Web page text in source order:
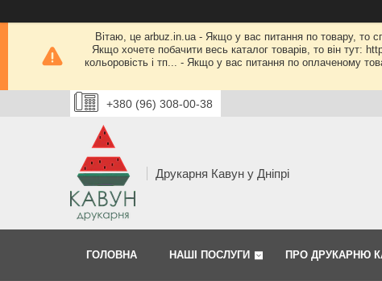
Вітаю, це arbuz.in.ua - Якщо у вас питання по товару, то
Якщо хочете побачити весь каталог товарів, то він тут:
кольоровість і тп... - Якщо у вас питання по оплаченому
+380 (96) 308-00-38
Друкарня Кавун у Дніпрі
ГОЛОВНА НАШІ ПОСЛУГИ ПРО ДРУКАРНЮ